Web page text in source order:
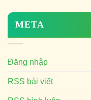
META
Đăng nhập
RSS bài viết